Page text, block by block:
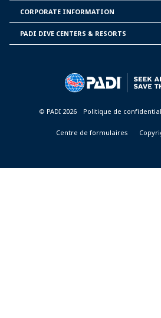
PADI
INFORMATION
CORPORATE INFORMATION
PADI DIVE CENTERS & RESORTS
© PADI 2026 Politique de
Centre de formulaires